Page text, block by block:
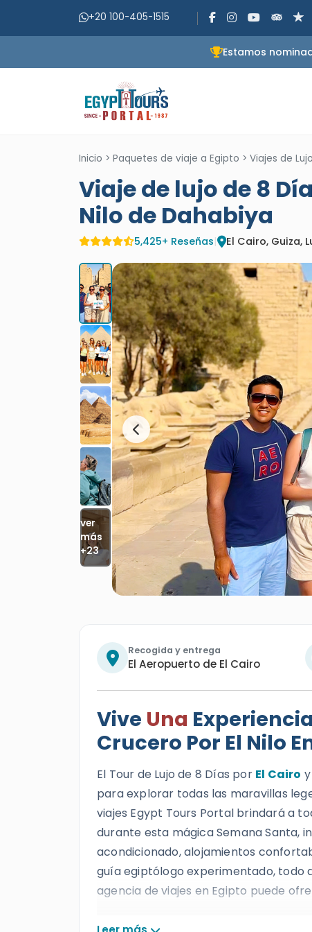
+20 100-405-1515
Estamos
Inicio > Paquetes de viaje a Egipto > Viajes de
Viaje de lujo de 8
Nilo de Dahabiya
5,425+ Reseñas| El Cairo, Guiza,
Recogida y entrega
El Aeropuerto de El Cairo
Vive Una
Crucero Por El Nilo
El Tour de Lujo de 8 Días por El Cairo
para explorar todas las maravillas
viajes Egypt Tours Portal brindará a
durante esta mágica Semana Santa,
acondicionado, alojamientos
guía egiptólogo experimentado, todo
agencia de viajes en Egipto puede
Todos nuestros clientes disfrutarán